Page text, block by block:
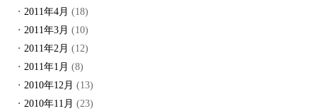
2011年4月 (18)
2011年3月 (10)
2011年2月 (12)
2011年1月 (8)
2010年12月 (13)
2010年11月 (23)